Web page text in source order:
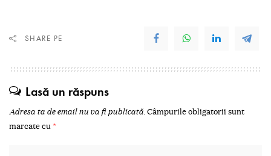
SHARE PE
Lasă un răspuns
Adresa ta de email nu va fi publicată.Câmpurile obligatorii sunt
marcate cu *